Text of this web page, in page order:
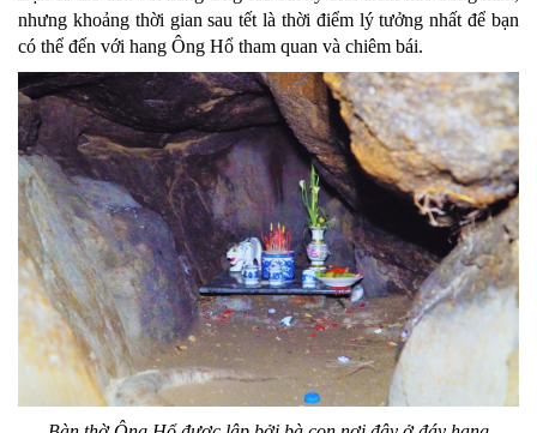
nhưng khoảng thời gian sau tết là thời điểm lý tưởng nhất để bạn
có thể đến với hang Ông Hổ tham quan và chiêm bái.